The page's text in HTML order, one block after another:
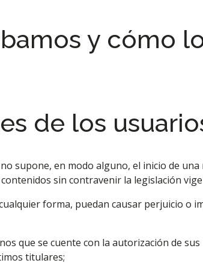
y cómo
de los
supone, en modo alguno, el inicio de
sin contravenir la legislación
forma, puedan causar perjuicio o
que se cuente con la autorización de
titulares;